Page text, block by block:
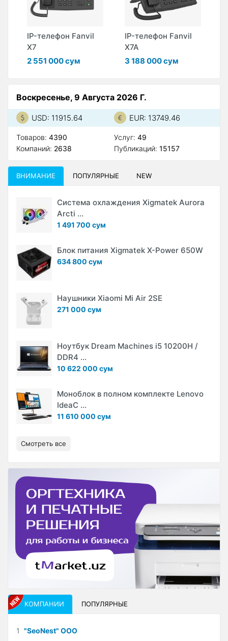
IP-телефон Fanvil
X7
2 551 000 сум
IP-телефон Fanvil
X7A
3 188 000 сум
Воскресенье, 9 Августа 2026 Г.
USD: 11915.64 EUR: 13749.46
Товаров: 4390
Компаний: 2638
Услуг: 49
Публикаций: 15157
ВНИМАНИЕ ПОПУЛЯРНЫЕ NEW
Система охлаждения Xigmatek Aurora
Arcti ...
1 491 700 сум
Блок питания Xigmatek X-Power 650W
634 800 сум
Наушники Xiaomi Mi Air 2SE
271 000 сум
Ноутбук Dream Machines i5 10200H /
DDR4 ...
10 622 000 сум
Моноблок в полном комплекте Lenovo
IdeaC ...
11 610 000 сум
Смотреть все
КОМПАНИИ ПОПУЛЯРНЫЕ
1 "SeoNest" ООО